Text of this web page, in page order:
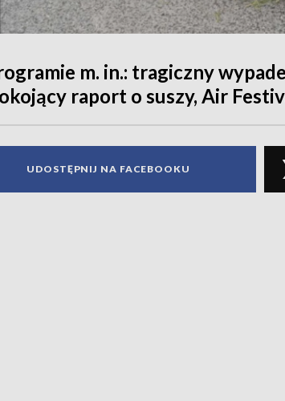
m. in.: tragiczny
raport o suszy, Air
UDOSTĘPNIJ NA FACEBOOKU